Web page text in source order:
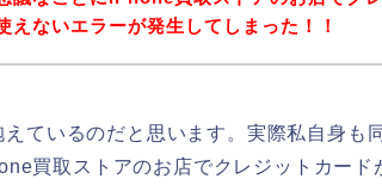
えないエラーが発生してしまった！！
ているのだと思います。実際私自身も
買取ストアのお店でクレジットカー